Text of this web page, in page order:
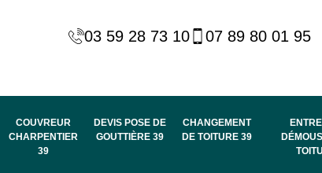
03 59 28 73 10 07 89 80 01 95
COUVREUR
CHARPENTIER
39
DEVIS POSE DE
GOUTTIÈRE 39
CHANGEMENT
DE TOITURE 39